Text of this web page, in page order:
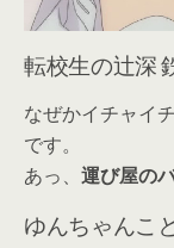
転校生の辻深
なぜかイチャイ
です。
あっ、 運び屋の
ゆんちゃんこ